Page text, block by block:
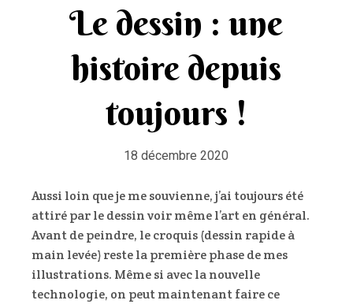
Le dessin : une
histoire depuis
toujours !
18 décembre 2020
Aussi loin que je me souvienne, j’ai toujours été
attiré par le dessin voir même l’art en général.
Avant de peindre, le croquis (dessin rapide à
main levée) reste la première phase de mes
illustrations. Même si avec la nouvelle
technologie, on peut maintenant faire ce